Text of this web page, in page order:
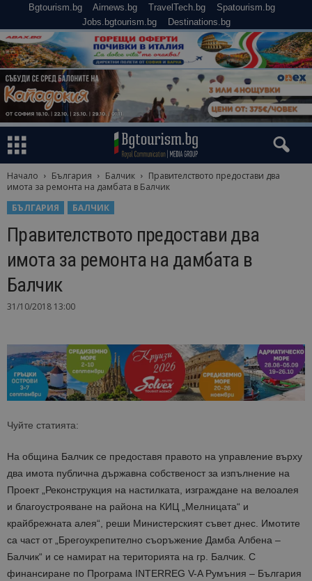
Bgtourism.bg Airnews.bg TravelTech.bg
Spatourism.bg
Jobs.bgtourism.bg
Destinations.bg
Начало България Балчик
Правителството предостави два
имота за ремонта на дамбата в Балчик
БЪЛГАРИЯ
БАЛЧИК
Правителството предостави два
имота за ремонта на дамбата в
Балчик
31/10/2018 13:00
Чуйте статията:
На община Балчик се предоставя правото на управление върху
два имота публична държавна собственост за изпълнение на
Проект „Реконструкция на настилката, изграждане на велоалея
и благоустрояване на района на КИЦ „Мелницата“ и
крайбрежната алея“, реши Министерският съвет днес. Имотите
са част от „Брегоукрепително съоръжение Дамба Албена –
Балчик“ и се намират на територията на гр. Балчик. С
финансиране по Програма INTERREG V-A Румъния – България